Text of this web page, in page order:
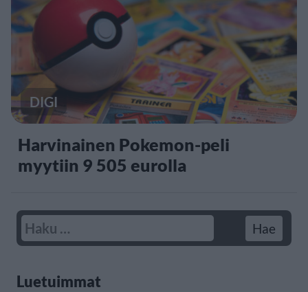
DIGI
Harvinainen Pokemon-peli
myytiin 9 505 eurolla
Luetuimmat